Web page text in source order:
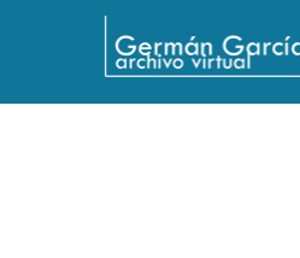
Germán García - Archivo Virtual /